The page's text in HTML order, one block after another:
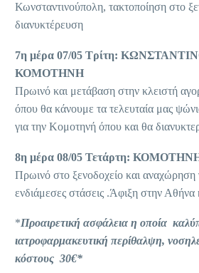
Κωνσταντινούπολη, τακτοποίηση στο
διανυκτέρευση
7η μέρα 07/05 Τρίτη:
ΚΟΜΟΤΗΝΗ
Πρωινό και μετάβαση στην κλειστή
όπου θα κάνουμε τα τελευταία μας
για την Κομοτηνή όπου και θα
8η μέρα 08/05 Τετάρτη:
Πρωινό στο ξενοδοχείο και αναχώρηση
ενδιάμεσες στάσεις .Άφιξη στην Αθήνα
*Προαιρετική ασφάλεια η οποία
ιατροφαρμακευτική περίθαλψη,
κόστους 30€*